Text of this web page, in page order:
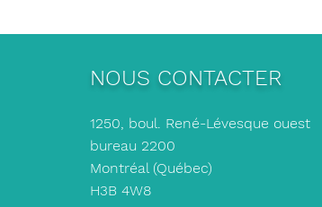
NOUS CONTACTER
1250, boul. René-Lévesque ouest
bureau 2200
Montréal (Québec)
H3B 4W8